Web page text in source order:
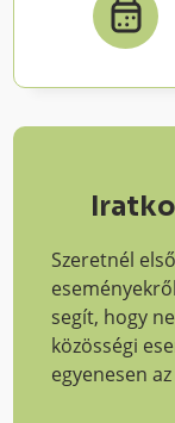
Szeretnél
segít, hogy
közösségi
egyenesen